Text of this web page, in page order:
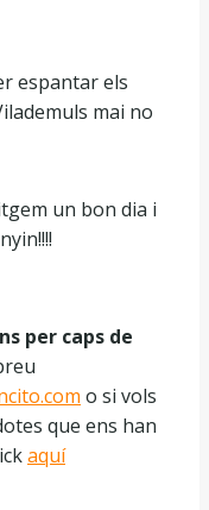
espantar els
mai no
un bon dia i
per caps de
o si vols
que ens han
aquí